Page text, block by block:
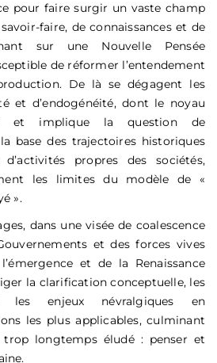
pour faire surgir un vaste champ
faire, de connaissances et de
sur une Nouvelle Pensée
de réformer l’entendement
De là se dégagent les
et d’endogénéité, dont le noyau
et implique la question de
base des trajectoires historiques
propres des sociétés,
les limites du modèle de «
».
dans une visée de coalescence
et des forces vives
et de la Renaissance
la clarification conceptuelle, les
les enjeux névralgiques en
les plus applicables, culminant
longtemps éludé : penser et